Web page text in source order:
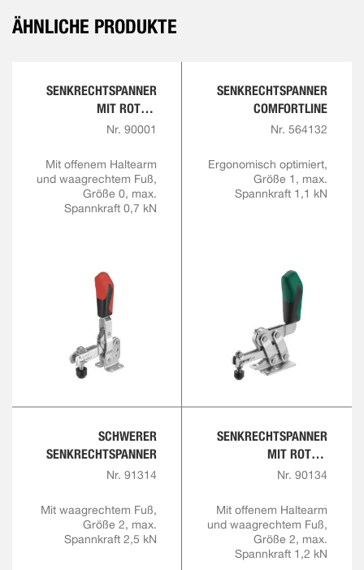
ÄHNLICHE PRODUKTE
SENKRECHTSPANNER
MIT ROTEM
HANDGRIFF
Nr. 90001
Mit offenem Haltearm
und waagrechtem Fuß,
Größe 0, max.
Spannkraft 0,7 kN
SENKRECHTSPANNER
COMFORTLINE
Nr. 564132
Ergonomisch optimiert,
Größe 1, max.
Spannkraft 1,1 kN
SCHWERER
SENKRECHTSPANNER
Nr. 91314
Mit waagrechtem Fuß,
Größe 2, max.
Spannkraft 2,5 kN
SENKRECHTSPANNER
MIT ROTEM
HANDGRIFF UND
LUNG
Nr. 90134
Mit offenem Haltearm
und waagrechtem Fuß,
Größe 2, max.
Spannkraft 1,2 kN